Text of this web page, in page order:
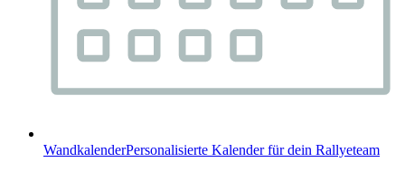
WandkalenderPersonalisierte Kalender für dein Rallyeteam